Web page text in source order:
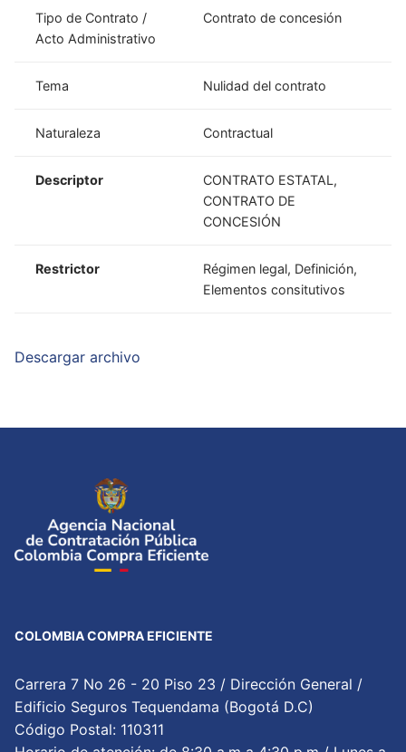
Tipo de Contrato /
Acto Administrativo
Contrato de concesión
Tema Nulidad del contrato
Naturaleza Contractual
Descriptor
CONTRATO ESTATAL,
CONTRATO DE
CONCESIÓN
Restrictor
Régimen legal, Definición,
Elementos consitutivos
Descargar archivo
COLOMBIA COMPRA EFICIENTE
Carrera 7 No 26 - 20 Piso 23 / Dirección General /
Edificio Seguros Tequendama (Bogotá D.C)
Código Postal: 110311